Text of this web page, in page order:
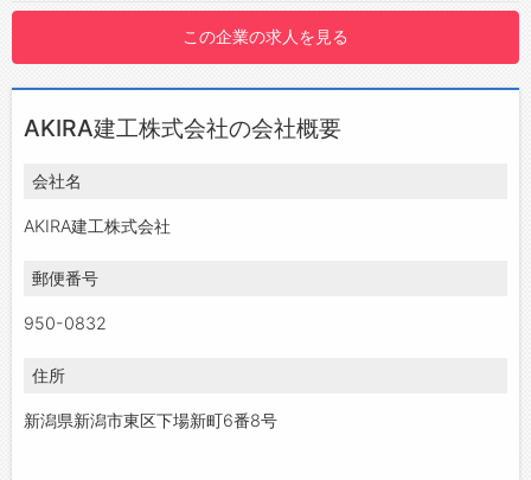
転職ノウハウ(応募書類の書き方・面接対策など)
お問い合わせ
よくあるご質問
この企業の求人を見る
AKIRA建工株式会社の会社概要
会社名
AKIRA建工株式会社
郵便番号
950-0832
住所
新潟県新潟市東区下場新町6番8号